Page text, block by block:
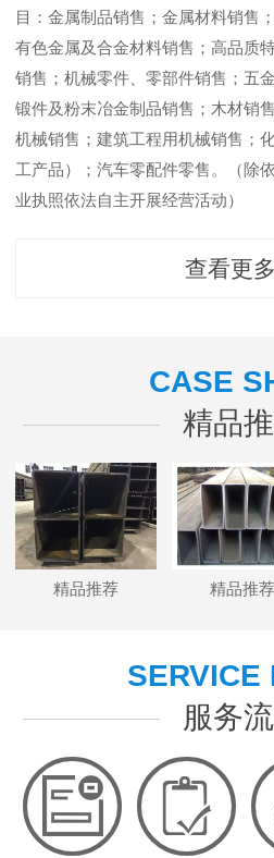
目：金属制品销售；金属材料销售
有色金属及合金材料销售；高品质
销售；机械零件、零部件销售；五
锻件及粉末冶金制品销售；木材销
机械销售；建筑工程用机械销售；
工产品）；汽车零配件零售。（除
业执照依法自主开展经营活动）
查看更
CASE
精品
精品推荐 精品推荐
SERVICE
服务